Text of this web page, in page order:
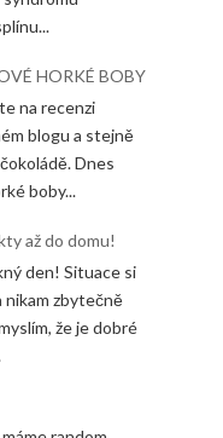
HORKÉ BOBY
na recenzi
blogu a stejně
Dnes
boby...
až do domu!
den! Situace si
nikam zbytečně
že je dobré